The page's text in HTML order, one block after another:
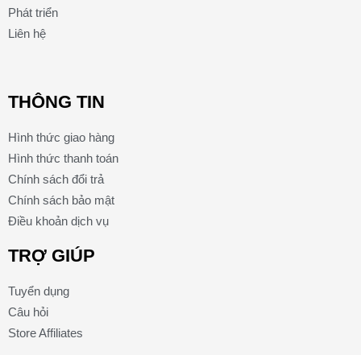
Phát triển
Liên hệ
THÔNG TIN
Hình thức giao hàng
Hình thức thanh toán
Chính sách đổi trả
Chính sách bảo mật
Điều khoản dịch vụ
TRỢ GIÚP
Tuyển dụng
Câu hỏi
Store Affiliates